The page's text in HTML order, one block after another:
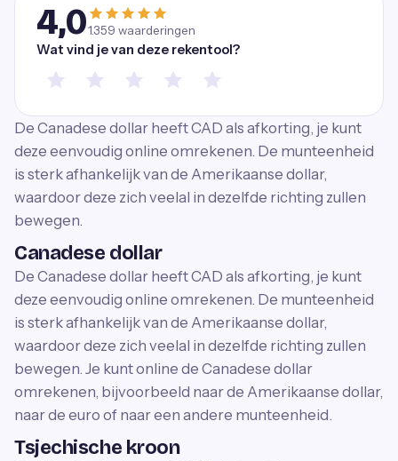
4,01.359 waarderingen
Wat vind je van deze rekentool?
De Canadese dollar heeft CAD als afkorting, je kunt
deze eenvoudig online omrekenen. De munteenheid
is sterk afhankelijk van de Amerikaanse dollar,
waardoor deze zich veelal in dezelfde richting zullen
bewegen.
Canadese dollar
De Canadese dollar heeft CAD als afkorting, je kunt
deze eenvoudig online omrekenen. De munteenheid
is sterk afhankelijk van de Amerikaanse dollar,
waardoor deze zich veelal in dezelfde richting zullen
bewegen. Je kunt online de Canadese dollar
omrekenen, bijvoorbeeld naar de Amerikaanse dollar,
naar de euro of naar een andere munteenheid.
Tsjechische kroon